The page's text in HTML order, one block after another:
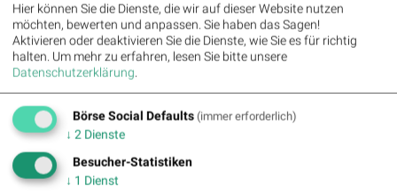
die Lage ...
31.03.2022
We are Hiring bei Börsenotierten/PIR-Partnern: Uniqa,
Valneva und VBV. Verbund, Voquz L...
... Gas Wien >> Job ansehenVoquzLabsLinux Admin Backup & ...
VoquzLabs Erweiterung einer Registerapplikation (m/w/d) Wien >>
07.03.2022
Hier können Sie die Dienste, die wir auf dieser Website nutzen
möchten, bewerten und anpassen. Sie haben das Sagen!
Aktivieren oder deaktivieren Sie die Dienste, wie Sie es für richtig
halten. Um mehr zu erfahren, lesen Sie bitte unsere
Datenschutzerklärung.
Börse Social Defaults (immer erforderlich)
↓ 2 Dienste
Besucher-Statistiken
↓ 1 Dienst